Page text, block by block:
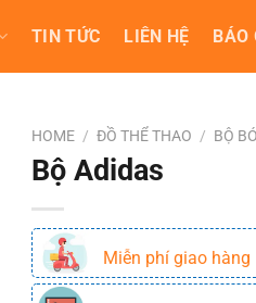
TIN TỨC LIÊN HỆ BÁO
HOME / ĐỒ THỂ THAO / BỘ
Bộ Adidas
Miễn phí giao hàng